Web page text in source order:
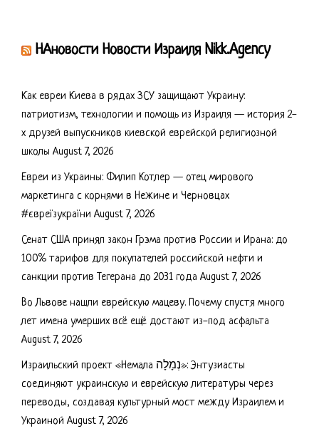
НАновости Новости Израиля Nikk.Agency
Как евреи Киева в рядах ЗСУ защищают Украину:
патриотизм, технологии и помощь из Израиля — история 2-
х друзей выпускников киевской еврейской религиозной
школы August 7, 2026
Евреи из Украины: Филип Котлер — отец мирового
маркетинга с корнями в Нежине и Черновцах
#євреїзукраїни August 7, 2026
Сенат США принял закон Грэма против России и Ирана: до
100% тарифов для покупателей российской нефти и
санкции против Тегерана до 2031 года August 7, 2026
Во Львове нашли еврейскую мацеву. Почему спустя много
лет имена умерших всё ещё достают из-под асфальта
August 7, 2026
Израильский проект «Немала נְמָלָה»: Энтузиасты
соединяют украинскую и еврейскую литературы через
переводы, создавая культурный мост между Израилем и
Украиной August 7, 2026